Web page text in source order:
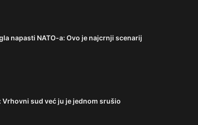
napasti NATO-a: Ovo je najcrnji scenarij
sud već ju je jednom srušio